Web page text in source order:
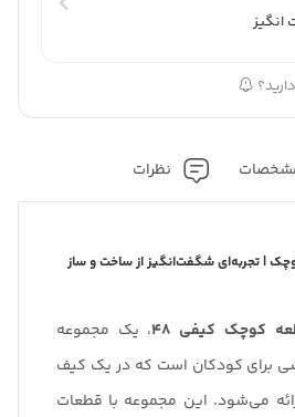
نظرات
قطعه کوچک | تجربه‌ای شگفت‌انگیز از ساخت و ساز
، یک مجموعه
برای کودکان است که در یک کیف
می‌شود. این مجموعه با قطعات